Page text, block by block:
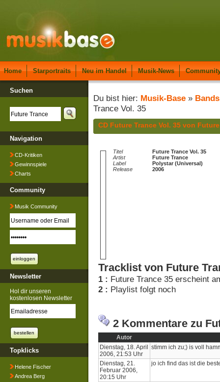
Home Starportraits Neu im Handel Musik-News
Suchen
Navigation
CD-Kritiken
Gewinnspiele
Charts
Community
Musik Community
Newsletter
Hol dir unseren
kostenlosen Newsletter
Topklicks
Helene Fischer
Andrea Berg
Du bist hier: Musik-Base » Bands
Trance Vol. 35
CD Future Trance Vol. 35 von
Titel
Future Trance Vol. 35
Artist
Future Trance
Label
Polystar (Universal)
Release
2006
Tracklist von Future
1 : Future Trance 35 erscheint
2 : Playlist folgt noch
2 Kommentare zu
Autor
Dienstag, 18. April
2006, 21:53 Uhr
stimm ich zu;) is voll
Dienstag, 21.
Februar 2006,
20:15 Uhr
jo ich find das ist die